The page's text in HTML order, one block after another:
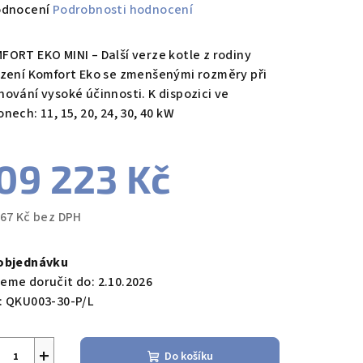
Podrobnosti hodnocení
EKO MINI – Další verze kotle z rodiny
Komfort Eko se zmenšenými rozměry při
vysoké účinnosti. K dispozici ve
11, 15, 20, 24, 30, 40 kW
223 Kč
Kč bez DPH
doručit do: 2.10.2026
QKU003-30-P/L
+ Do košíku